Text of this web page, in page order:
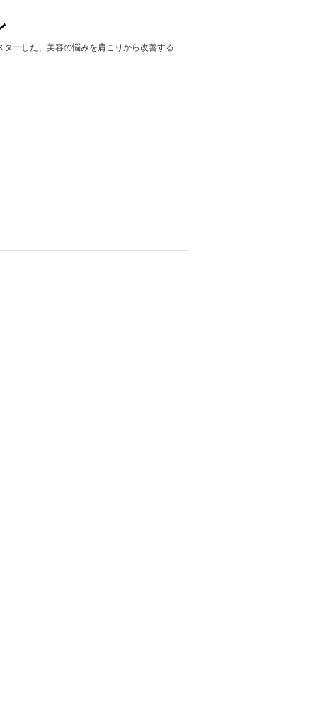
ーした、美容の悩みを肩こりから改善する